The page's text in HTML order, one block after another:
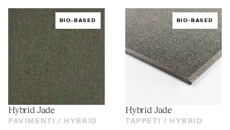
BIO-BASED
Hybrid Jade
PAVIMENTI / HYBRID
BIO-BASED
Hybrid Jade
TAPPETI / HYBRID